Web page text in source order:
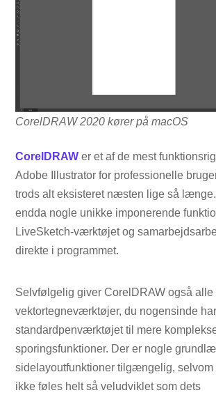
CorelDRAW 2020 kører på macOS
CorelDRAW er et af de mest
Adobe Illustrator for professionelle
trods alt eksisteret næsten lige så
endda nogle unikke imponerende
LiveSketch-værktøjet og
direkte i programmet.
Selvfølgelig giver CorelDRAW også alle
vektortegneværktøjer, du nogensinde
standardpenværktøjet til mere
sporingsfunktioner. Der er nogle
sidelayoutfunktioner tilgængelig, selvom
ikke føles helt så veludviklet som dets